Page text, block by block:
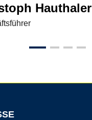
Hauthaler